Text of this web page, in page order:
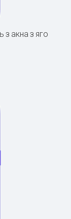
з акна з яго